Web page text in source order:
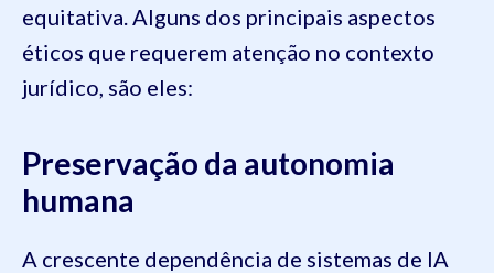
equitativa. Alguns dos principais aspectos
éticos que requerem atenção no contexto
jurídico, são eles:
Preservação da autonomia
humana
A crescente dependência de sistemas de IA